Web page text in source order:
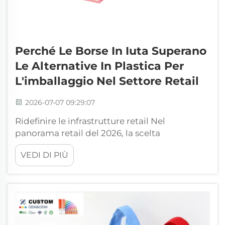
Perché Le Borse In Iuta Superano
Le Alternative In Plastica Per
L'imballaggio Nel Settore Retail
2026-07-07 09:29:07
Ridefinire le infrastrutture retail Nel
panorama retail del 2026, la scelta
dell'imballaggio non è più un dettaglio
secondario relativo agli acquisti: è invece un
componente fondamentale dell'architettura
VEDI DI PIÙ